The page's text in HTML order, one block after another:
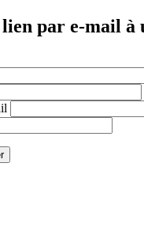
par e-mail à